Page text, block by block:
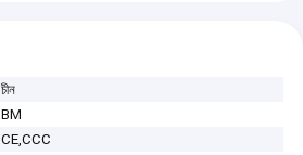
চীন
BM
CE,CCC